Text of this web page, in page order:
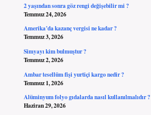
2 yaşından sonra göz rengi değişebilir mi ?
Temmuz 24, 2026
Amerika’da kazanç vergisi ne kadar ?
Temmuz 3, 2026
Simyayı kim bulmuştur ?
Temmuz 2, 2026
Ambar tesellüm fişi yurtiçi kargo nedir ?
Temmuz 1, 2026
Alüminyum folyo gıdalarda nasıl kullanılmalıdır ?
Haziran 29, 2026